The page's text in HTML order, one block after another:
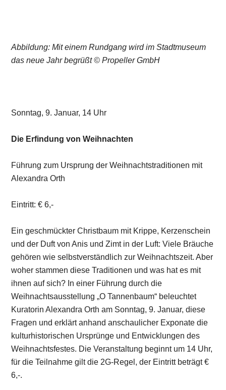
Abbildung: Mit einem Rundgang wird im Stadtmuseum
das neue Jahr begrüßt © Propeller GmbH
Sonntag, 9. Januar, 14 Uhr
Die Erfindung von Weihnachten
Führung zum Ursprung der Weihnachtstraditionen mit
Alexandra Orth
Eintritt: € 6,-
Ein geschmückter Christbaum mit Krippe, Kerzenschein
und der Duft von Anis und Zimt in der Luft: Viele Bräuche
gehören wie selbstverständlich zur Weihnachtszeit. Aber
woher stammen diese Traditionen und was hat es mit
ihnen auf sich? In einer Führung durch die
Weihnachtsausstellung „O Tannenbaum“ beleuchtet
Kuratorin Alexandra Orth am Sonntag, 9. Januar, diese
Fragen und erklärt anhand anschaulicher Exponate die
kulturhistorischen Ursprünge und Entwicklungen des
Weihnachtsfestes. Die Veranstaltung beginnt um 14 Uhr,
für die Teilnahme gilt die 2G-Regel, der Eintritt beträgt €
6,-.